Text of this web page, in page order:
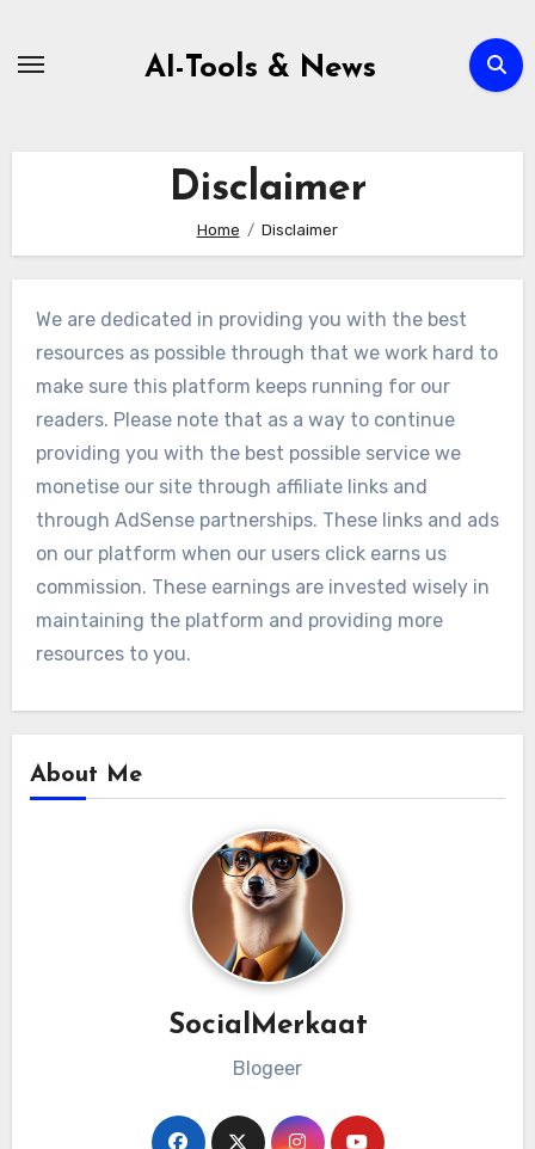
AI-Tools & News
Disclaimer
Home Disclaimer
We are dedicated in providing you with the best
resources as possible through that we work hard to
make sure this platform keeps running for our
readers. Please note that as a way to continue
providing you with the best possible service we
monetise our site through affiliate links and
through AdSense partnerships. These links and ads
on our platform when our users click earns us
commission. These earnings are invested wisely in
maintaining the platform and providing more
resources to you.
About Me
SocialMerkaat
Blogeer